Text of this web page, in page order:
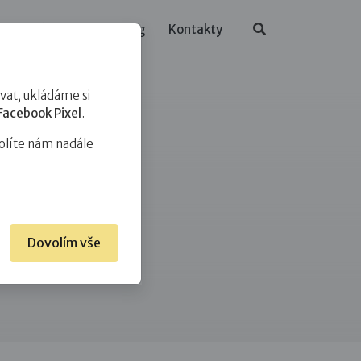
Blog Kontakty
ukládáme si
Pixel .
nám nadále
Dovolím vše